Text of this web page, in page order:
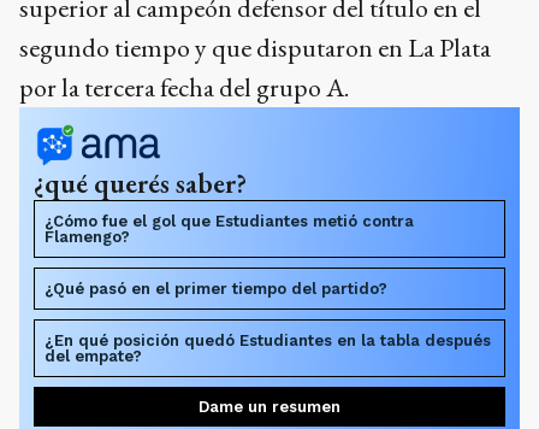
superior al campeón defensor del título en el
segundo tiempo y que disputaron en La Plata
por la tercera fecha del grupo A.
¿qué querés saber?
¿Cómo fue el gol que Estudiantes metió contra
Flamengo?
¿Qué pasó en el primer tiempo del partido?
¿En qué posición quedó Estudiantes en la tabla después
del empate?
Dame un resumen